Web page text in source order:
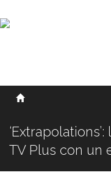
SOBRE NOSOTROS
TV Plus con un